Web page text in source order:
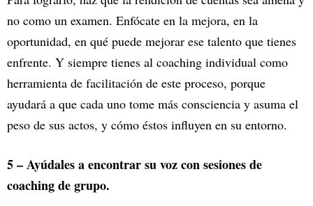
no como un examen. Enfócate en la mejora, en la
oportunidad, en qué puede mejorar ese talento que tienes
enfrente. Y siempre tienes al coaching individual como
herramienta de facilitación de este proceso, porque
ayudará a que cada uno tome más consciencia y asuma el
peso de sus actos, y cómo éstos influyen en su entorno.
5 – Ayúdales a encontrar su voz con sesiones de
coaching de grupo.